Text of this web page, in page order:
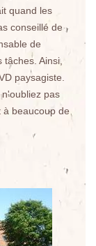
quand les
conseillé de
de
Ainsi,
paysagiste.
pas
à beaucoup de